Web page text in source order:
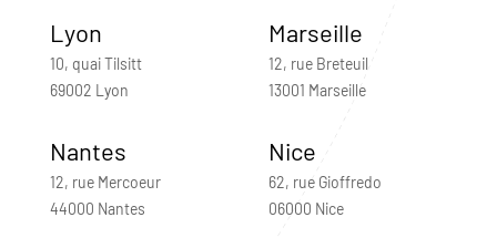
Lyon
10, quai Tilsitt
69002 Lyon
Marseille
12, rue Breteuil
13001 Marseille
Nantes
12, rue Mercoeur
44000 Nantes
Nice
62, rue Gioffredo
06000 Nice